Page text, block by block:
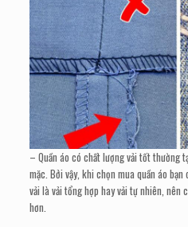
– Quần áo có chất lượng vải tốt thường
mặc. Bởi vậy, khi chọn mua quần áo
vải là vải tổng hợp hay vải tự nhiên, nên
hơn.